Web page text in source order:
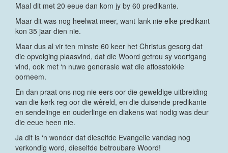
Maal dit met 20 eeue dan kom jy by 60 predikante.
Maar dit was nog heelwat meer, want lank nie elke predikant
kon 35 jaar dien nie.
Maar dus al vir ten minste 60 keer het Christus gesorg dat
die opvolging plaasvind, dat die Woord getrou sy voortgang
vind, ook met ‘n nuwe generasie wat die aflosstokkie
oorneem.
En dan praat ons nog nie eers oor die geweldige uitbreiding
van die kerk reg oor die wêreld, en die duisende predikante
en sendelinge en ouderlinge en diakens wat nodig was deur
die eeue heen nie.
Ja dit is ‘n wonder dat dieselfde Evangelie vandag nog
verkondig word, dieselfde betroubare Woord!